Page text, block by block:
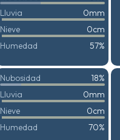
Lluvia
0mm
Nieve
0cm
Humedad
57%
Nubosidad
18%
Lluvia
0mm
Nieve
0cm
Humedad
70%